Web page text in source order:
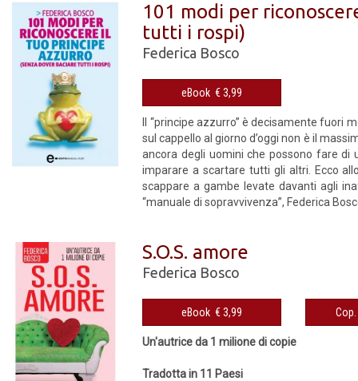
101 modi per
tutti i rospi)
Federica Bosco
eBook € 3,99
Il “principe azzurro” è decisamente fuori
sul cappello al giorno d’oggi non è il
ancora degli uomini che possono fare di
imparare a scartare tutti gli altri. Ecco
scappare a gambe levate davanti agli
“manuale di sopravvivenza”, Federica
S.O.S. amore
Federica Bosco
eBook € 3,99
Un'autrice da 1 milione di copie
Tradotta in 11 Paesi